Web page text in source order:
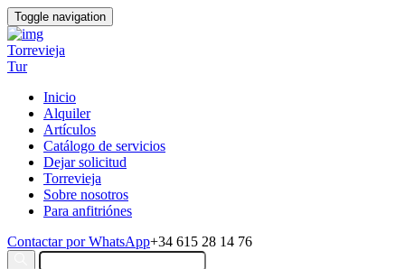
Toggle navigation
Torrevieja
Tur
Inicio
Alquiler
Artículos
Catálogo de servicios
Dejar solicitud
Torrevieja
Sobre nosotros
Para anfitriónes
Contactar por WhatsApp+34 615 28 14 76